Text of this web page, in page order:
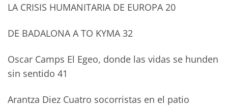
LA CRISIS HUMANITARIA DE EUROPA 20
DE BADALONA A TO KYMA 32
Oscar Camps El Egeo, donde las vidas se hunden
sin sentido 41
Arantza Diez Cuatro socorristas en el patio